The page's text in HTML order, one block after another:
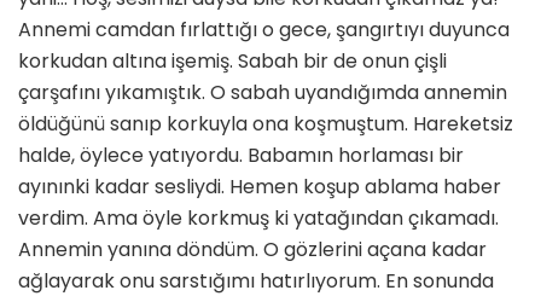
Annemi camdan fırlattığı o gece, şangırtıyı duyunca
korkudan altına işemiş. Sabah bir de onun çişli
çarşafını yıkamıştık. O sabah uyandığımda annemin
öldüğünü sanıp korkuyla ona koşmuştum. Hareketsiz
halde, öylece yatıyordu. Babamın horlaması bir
ayınınki kadar sesliydi. Hemen koşup ablama haber
verdim. Ama öyle korkmuş ki yatağından çıkamadı.
Annemin yanına döndüm. O gözlerini açana kadar
ağlayarak onu sarstığımı hatırlıyorum. En sonunda